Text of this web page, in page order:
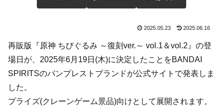
2025.05.23 2025.06.16
再販版『原神 ちびぐるみ ～復刻ver.～ vol.1＆vol.2』の登
場日が、2025年6月19日(木)に決定したことをBANDAI
SPIRITSのバンプレストブランドが公式サイトで発表しま
した。
プライズ(クレーンゲーム景品)向けとして展開されます。